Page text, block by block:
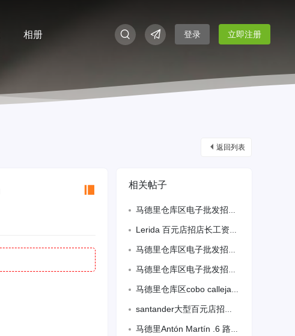
相册 登录 立即注册
返回列表
相关帖子
马德里仓库区电子批发招前台
Lerida 百元店招店长工资2000-2300全保 包吃住 要求会语言有百
马德里仓库区电子批发招前台
马德里仓库区电子批发招前台
马德里仓库区cobo calleja 中午需要兼职外卖员需要有车，周一到周五，大
santander大型百元店招熟练工，备居留，待遇好工作9个半小时，包吃住，住家
马德里Antón Martín .6 路公交站需要熟练.中工.上午半天工